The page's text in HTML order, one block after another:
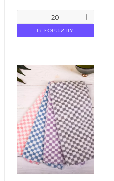
В КОРЗИНУ